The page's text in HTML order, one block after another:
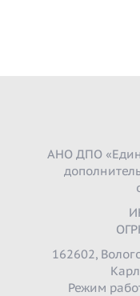
АНО ДПО
162602,
Режим